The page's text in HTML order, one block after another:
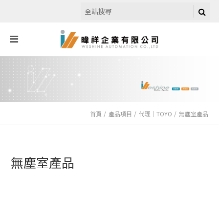
首頁 產品項目 代理｜TOYO 無塵室產品
無塵室產品